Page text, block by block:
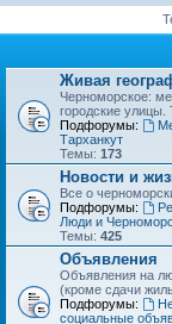
Живая
Черноморское:
городские улицы.
Подфорумы:
Тарханкут
Темы: 173
Новости и
Все о
Подфорумы:
Люди и
Темы: 425
Объявления
Объявления на
(кроме сдачи
Подфорумы:
социальные